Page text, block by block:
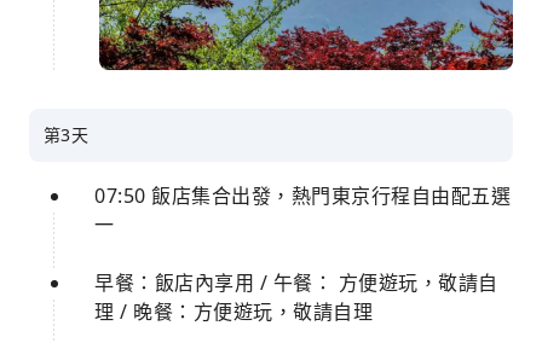
第3天
07:50 飯店集合出發，熱門東京行程自由配五選
一
早餐：飯店內享用 / 午餐： 方便遊玩，敬請自
理 / 晚餐：方便遊玩，敬請自理